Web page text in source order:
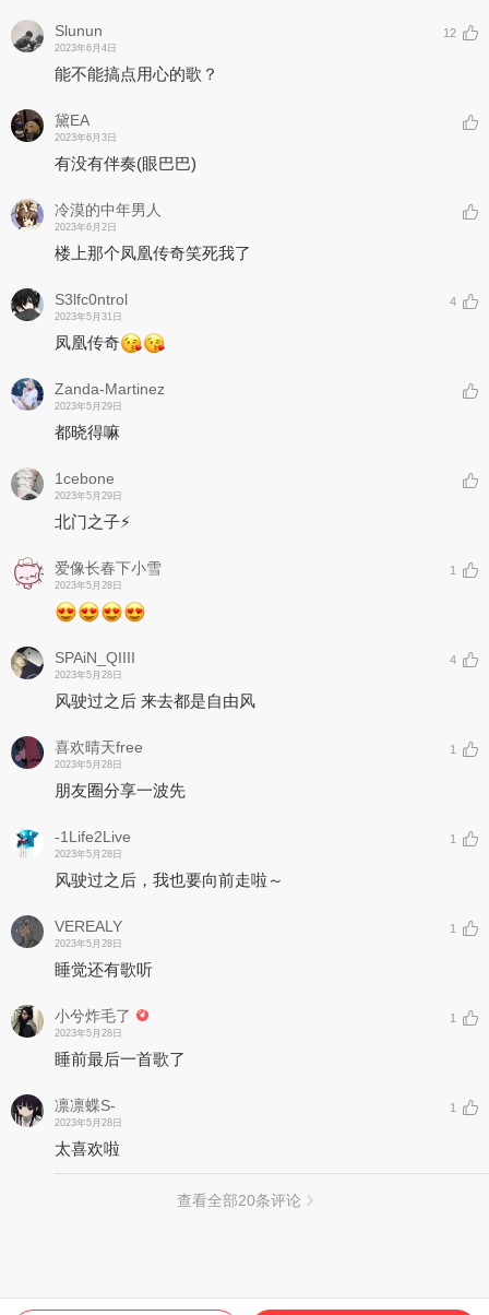
Slunun
2023年6月4日
12
能不能搞点用心的歌？
黛EA
2023年6月3日
有没有伴奏(眼巴巴)
冷漠的中年男人
2023年6月2日
楼上那个凤凰传奇笑死我了
S3lfc0ntrol
2023年5月31日
4
凤凰传奇
Zanda-Martinez
2023年5月29日
都晓得嘛
1cebone
2023年5月29日
北门之子⚡️
爱像长春下小雪
2023年5月28日
1
SPAiN_QIIII
2023年5月28日
4
风驶过之后 来去都是自由风
喜欢晴天free
2023年5月28日
1
朋友圈分享一波先
-1Life2Live
2023年5月28日
1
风驶过之后，我也要向前走啦～
VEREALY
2023年5月28日
1
睡觉还有歌听
小兮炸毛了
2023年5月28日
1
睡前最后一首歌了
凛凛蝶S-
2023年5月28日
1
太喜欢啦
查看全部20条评论